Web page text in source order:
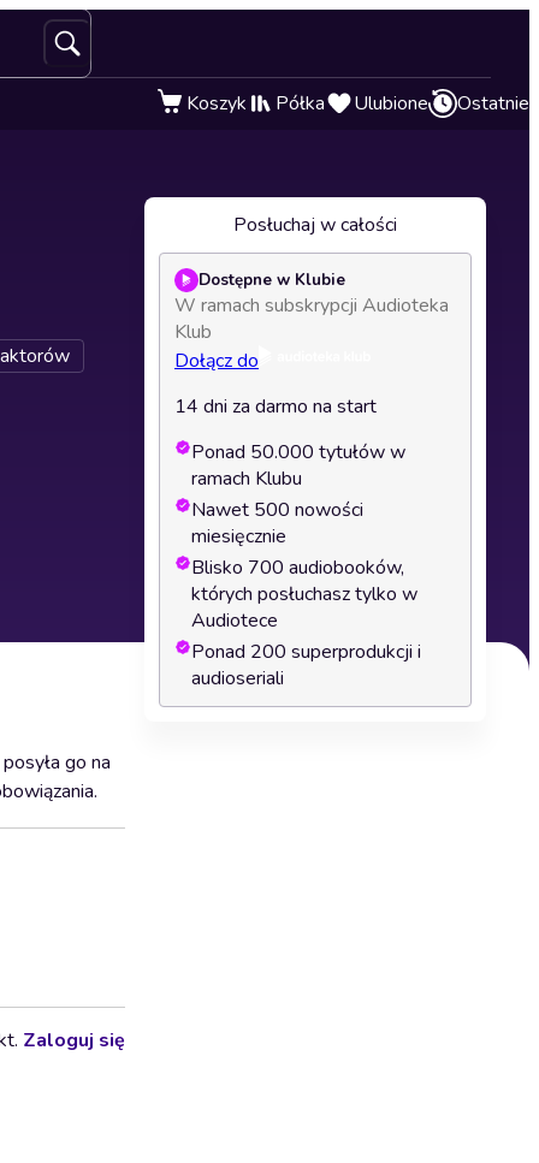
Koszyk Półka Ulubione Ostatnie
go na
Zaloguj się
Posłuchaj w całości
Dostępne w Klubie
W ramach subskrypcji Audioteka
Klub
Dołącz do
14 dni za darmo na start
Ponad 50.000 tytułów w
ramach Klubu
Nawet 500 nowości
miesięcznie
Blisko 700 audiobooków,
których posłuchasz tylko w
Audiotece
Ponad 200 superprodukcji i
audioseriali